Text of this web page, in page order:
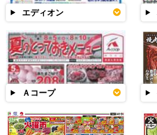
エディオン
Ａコープ